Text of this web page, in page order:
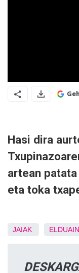
Hasi dira
artean
eta toka
JAIAK ELDUAIN